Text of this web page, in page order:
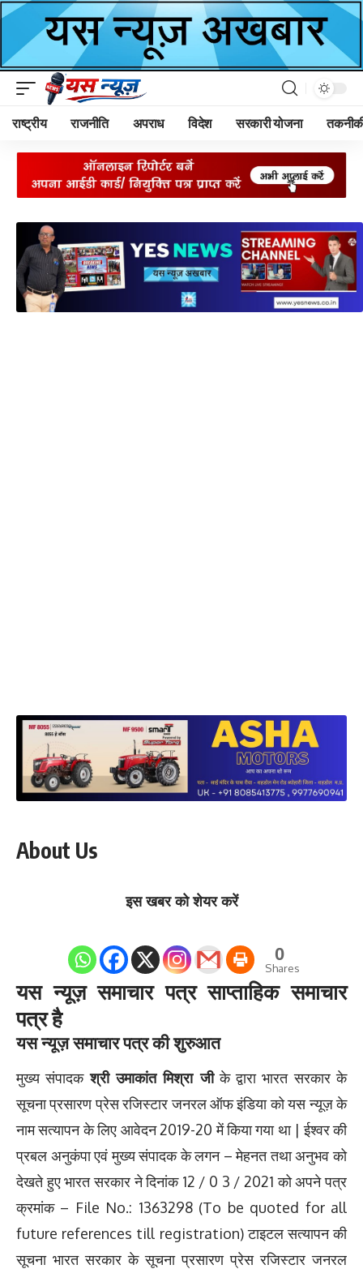
राष्ट्रीय राजनीति अपराध विदेश सरकारी योजना
About Us
इस खबर को शेयर करें
0
Shares
यस न्यूज़ समाचार पत्र साप्ताहिक समाचार
पत्र है
यस न्यूज़ समाचार पत्र की शुरुआत
मुख्य संपादकश्री उमाकांत मिश्रा जीके द्वारा भारत सरकार के
सूचना प्रसारण प्रेस रजिस्टार जनरल ऑफ इंडिया को यस न्यूज़ के
नाम सत्यापन के लिए आवेदन 2019-20 में किया गया था | ईश्वर की
प्रबल अनुकंपा एवं मुख्य संपादक के लगन – मेहनत तथा अनुभव को
देखते हुए भारत सरकार ने दिनांक 12 / 0 3 / 2021 को अपने पत्र
क्रमांक – File No.: 1363298 (To be quoted for all
future references till registration) टाइटल सत्यापन की
सूचना भारत सरकार के सूचना प्रसारण प्रेस रजिस्टार जनरल